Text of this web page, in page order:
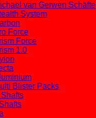
van Gerwen Schäfte
System
Force
Force
1.0
Blister Packs